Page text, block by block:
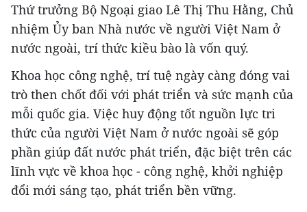
Thứ trưởng Bộ Ngoại giao Lê Thị Thu Hằng, Chủ
nhiệm Ủy ban Nhà nước về người Việt Nam ở
nước ngoài, trí thức kiều bào là vốn quý.
Khoa học công nghệ, trí tuệ ngày càng đóng vai
trò then chốt đối với phát triển và sức mạnh của
mỗi quốc gia. Việc huy động tốt nguồn lực tri
thức của người Việt Nam ở nước ngoài sẽ góp
phần giúp đất nước phát triển, đặc biệt trên các
lĩnh vực về khoa học - công nghệ, khởi nghiệp
đổi mới sáng tạo, phát triển bền vững.